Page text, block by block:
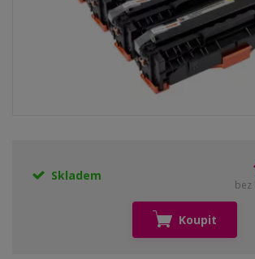
Skladem
bez
Koupit